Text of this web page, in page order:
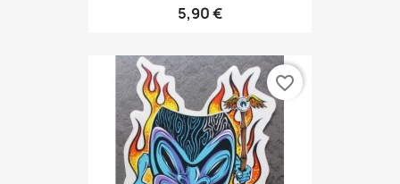
5,90 €
favorite_border